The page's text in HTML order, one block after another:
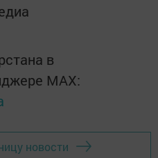
в
MАХ:
новости